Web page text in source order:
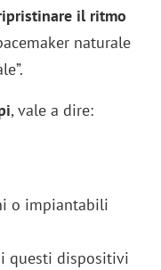
il ritmo
naturale
, vale a dire:
o impiantabili
questi dispositivi